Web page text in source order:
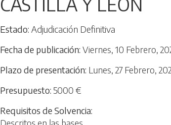
Estado Adjudicación Definitiva
Fecha de publicación Viernes, 10 Febrero,
Plazo de presentación Lunes, 27 Febrero,
Presupuesto 5000 €
Requisitos de Solvencia